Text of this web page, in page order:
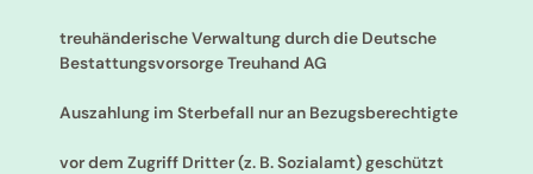
treuhänderische Verwaltung durch die Deutsche
Bestattungsvorsorge Treuhand AG
Auszahlung im Sterbefall nur an Bezugsberechtigte
vor dem Zugriff Dritter (z. B. Sozialamt) geschützt